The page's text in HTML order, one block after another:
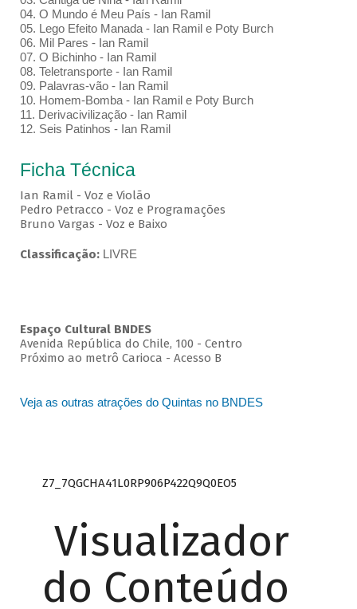
04. O Mundo é Meu País - Ian Ramil
05. Lego Efeito Manada - Ian Ramil e Poty Burch
06. Mil Pares - Ian Ramil
07. O Bichinho - Ian Ramil
08. Teletransporte - Ian Ramil
09. Palavras-vão - Ian Ramil
10. Homem-Bomba - Ian Ramil e Poty Burch
11. Derivacivilização - Ian Ramil
12. Seis Patinhos - Ian Ramil
Ficha Técnica
Ian Ramil - Voz e Violão
Pedro Petracco - Voz e Programações
Bruno Vargas - Voz e Baixo
Classificação: LIVRE
Espaço Cultural BNDES
Avenida República do Chile, 100 - Centro
Próximo ao metrô Carioca - Acesso B
Veja as outras atrações do Quintas no BNDES
Z7_7QGCHA41L0RP906P422Q9Q0EO5
Visualizador
do Conteúdo